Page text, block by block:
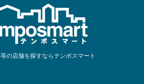
の店舗を探すならテンポスマート